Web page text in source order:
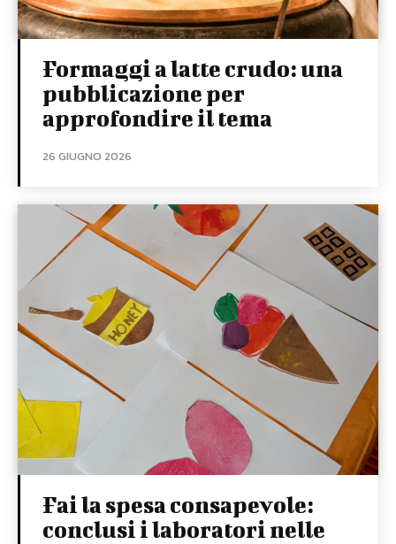
Formaggi a latte crudo: una
pubblicazione per
approfondire il tema
26 GIUGNO 2026
Fai la spesa consapevole:
conclusi i laboratori nelle